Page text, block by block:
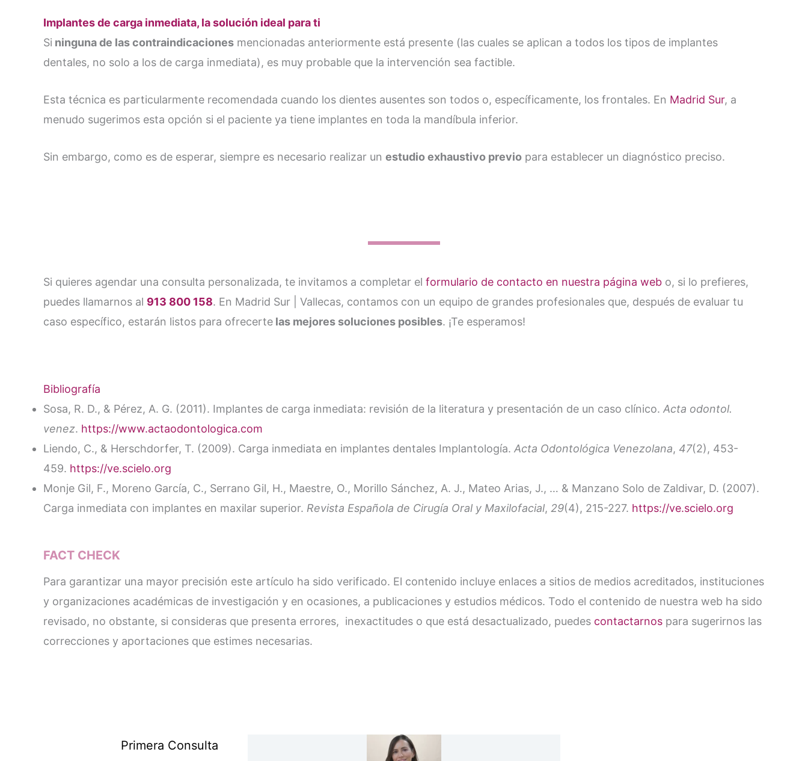
Implantes de carga inmediata, la solución ideal para ti
Si ninguna de las contraindicaciones mencionadas anteriormente está presente (las cuales se aplican a todos los tipos de implantes
dentales, no solo a los de carga inmediata), es muy probable que la intervención sea factible.
Esta técnica es particularmente recomendada cuando los dientes ausentes son todos o, específicamente, los frontales. En Madrid Sur, a
menudo sugerimos esta opción si el paciente ya tiene implantes en toda la mandíbula inferior.
Sin embargo, como es de esperar, siempre es necesario realizar un estudio exhaustivo previo para establecer un diagnóstico preciso.
Si quieres agendar una consulta personalizada, te invitamos a completar el formulario de contacto en nuestra página web o, si lo prefieres,
puedes llamarnos al 913 800 158. En Madrid Sur | Vallecas, contamos con un equipo de grandes profesionales que, después de evaluar tu
caso específico, estarán listos para ofrecerte las mejores soluciones posibles. ¡Te esperamos!
Bibliografía
Sosa, R. D., & Pérez, A. G. (2011). Implantes de carga inmediata: revisión de la literatura y presentación de un caso clínico. Acta odontol.
venez. https://www.actaodontologica.com
Liendo, C., & Herschdorfer, T. (2009). Carga inmediata en implantes dentales Implantología. Acta Odontológica Venezolana, 47(2), 453-
459. https://ve.scielo.org
Monje Gil, F., Moreno García, C., Serrano Gil, H., Maestre, O., Morillo Sánchez, A. J., Mateo Arias, J., … & Manzano Solo de Zaldivar, D. (2007).
Carga inmediata con implantes en maxilar superior. Revista Española de Cirugía Oral y Maxilofacial, 29(4), 215-227. https://ve.scielo.org
FACT CHECK
Para garantizar una mayor precisión este artículo ha sido verificado. El contenido incluye enlaces a sitios de medios acreditados, instituciones
y organizaciones académicas de investigación y en ocasiones, a publicaciones y estudios médicos. Todo el contenido de nuestra web ha sido
revisado, no obstante, si consideras que presenta errores, inexactitudes o que está desactualizado, puedes contactarnos para sugerirnos las
correcciones y aportaciones que estimes necesarias.
Primera Consulta